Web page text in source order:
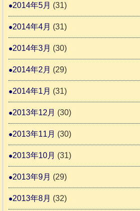
2014年5月 (31)
2014年4月 (31)
2014年3月 (30)
2014年2月 (29)
2014年1月 (31)
2013年12月 (30)
2013年11月 (30)
2013年10月 (31)
2013年9月 (29)
2013年8月 (32)